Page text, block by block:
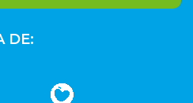
DE: